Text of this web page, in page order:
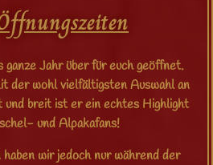
Jahr über für euch geöffnet.
der wohl vielfältigsten Auswahl an
breit ist er ein echtes Highlight
und Alpakafans!
wir jedoch nur während der